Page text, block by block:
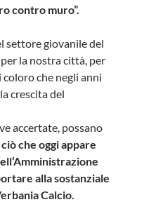
contro muro”.
settore giovanile del
la nostra città, per
che negli anni
crescita del
accertate, possano
che oggi appare
alla sostanziale
Calcio.